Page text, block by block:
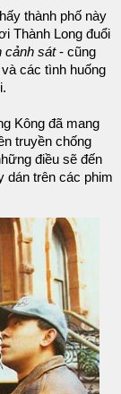
thành phố này
Thành Long đuổi
cảnh sát- cũng
các tình huống
Kông đã mang
truyền chống
điều sẽ đến
dán trên các phim